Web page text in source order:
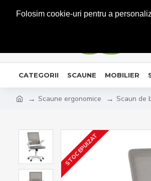
Folosim cookie-uri pentru a
CATEGORII SCAUNE MOBILIER
Scaune ergonomice Scaun de
STOC EPUIZAT